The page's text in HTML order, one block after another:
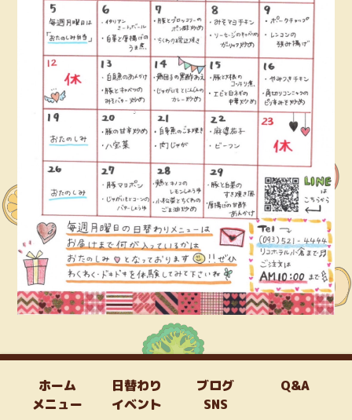
ホーム
メニュー
日替わり
イベント
ブログ
SNS
Q&A